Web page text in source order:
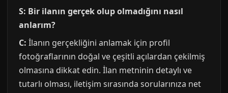
S: Bir ilanın gerçek olup olmadığını nasıl
anlarım?
C: İlanın gerçekliğini anlamak için profil
fotoğraflarının doğal ve çeşitli açılardan çekilmiş
olmasına dikkat edin. İlan metninin detaylı ve
tutarlı olması, iletişim sırasında sorularınıza net